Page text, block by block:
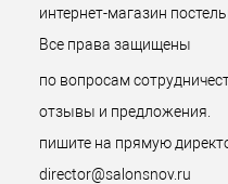
интернет-магазин
Все права защищены
по вопросам
отзывы и предложения.
пишите на прямую
director@salonsnov.ru